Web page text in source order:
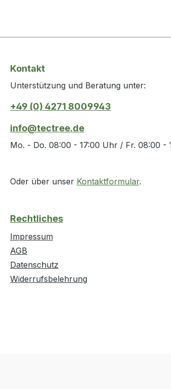
Kontakt
Unterstützung und Beratung unter:
+49 (0) 4271 8009943
info@tectree.de
Mo. - Do. 08:00 - 17:00 Uhr / Fr. 08:00 -
Oder über unser Kontaktformular.
Rechtliches
Impressum
AGB
Datenschutz
Widerrufsbelehrung